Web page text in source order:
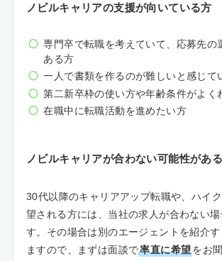
ノビルキャリアの支援が向いている方
専門卒で転職を考えていて、応募先の
ある方
一人で書類を作るのが難しいと感じて
第二新卒枠の使い方や年齢条件がよく
在職中に転職活動を進めたい方
ノビルキャリアが合わない可能性があ
30代以降のキャリアアップ転職や、ハイ
望される方には、当社の求人が合わない場
す。その場合は別のエージェントを紹介す
ますので、まずは面談で率直に希望をお